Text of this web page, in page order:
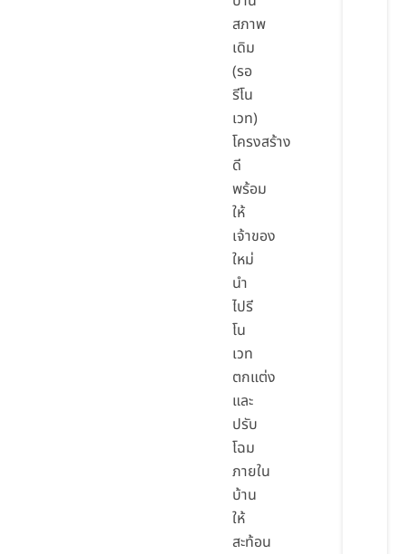
สภาพ
เดิม
(รอ
รีโน
เวท)
โครงสร้าง
ดี
พร้อม
ให้
เจ้าของ
ใหม่
นำ
ไปรี
โน
เวท
ตกแต่ง
และ
ปรับ
โฉม
ภายใน
บ้าน
ให้
สะท้อน